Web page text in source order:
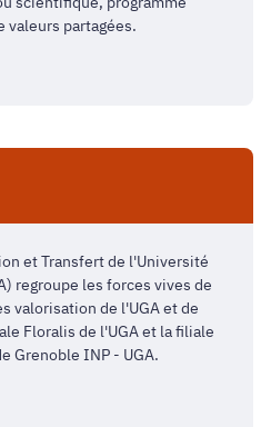
valeurs partagées.
et Transfert de l'Université
regroupe les forces vives de
valorisation de l'UGA et de
Floralis de l'UGA et la filiale
Grenoble INP - UGA.